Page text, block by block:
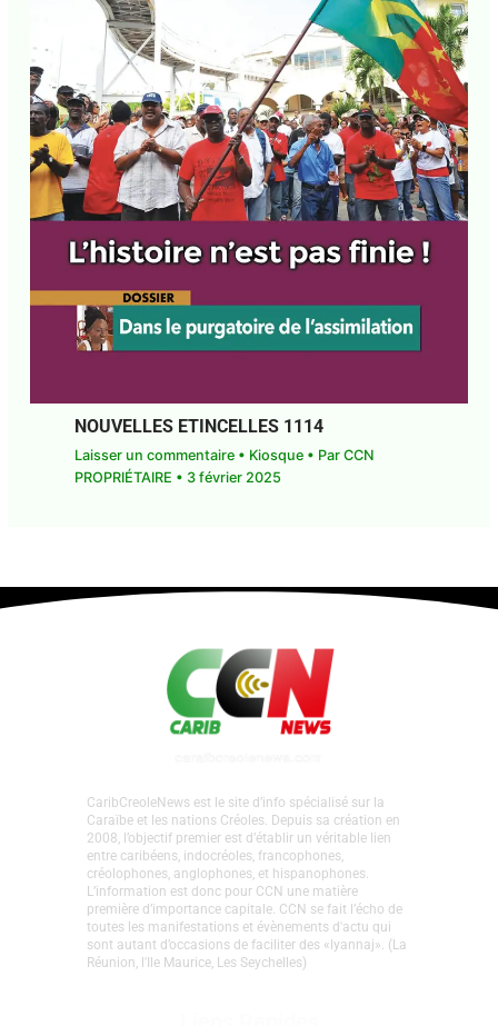
NOUVELLES ETINCELLES 1114
Laisser un commentaire • Kiosque• Par CCN
PROPRIÉTAIRE • 3 février 2025
CaribCreoleNews est le site d’info spécialisé sur la
Caraïbe et les nations Créoles. Depuis sa création en
2008, l’objectif premier est d’établir un véritable lien
entre caribéens, indocréoles, francophones,
créolophones, anglophones, et hispanophones.
L’information est donc pour CCN une matière
première d’importance capitale. CCN se fait l’écho de
toutes les manifestations et évènements d'actu qui
sont autant d’occasions de faciliter des «lyannaj». (La
Réunion, l'Ile Maurice, Les Seychelles)